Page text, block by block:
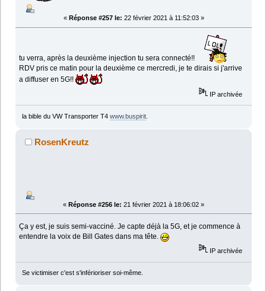
« Réponse #257 le: 22 février 2021 à 11:52:03 »
tu verra, après la deuxième injection tu sera connecté!!
RDV pris ce matin pour la deuxième ce mercredi, je te dirais si j'arrive
a diffuser en 5G!!
IP archivée
la bible du VW Transporter T4 www.buspirit.
RosenKreutz
« Réponse #256 le: 21 février 2021 à 18:06:02 »
Ça y est, je suis semi-vacciné. Je capte déjà la 5G, et je commence à
entendre la voix de Bill Gates dans ma tête.
IP archivée
Se victimiser c'est s'inférioriser soi-même.